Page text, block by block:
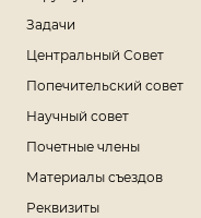
Задачи
Центральный Совет
Попечительский совет
Научный совет
Почетные члены
Материалы съездов
Реквизиты